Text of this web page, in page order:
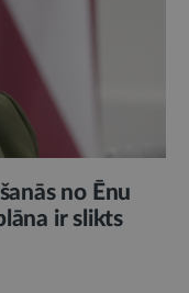
no Ēnu
ir slikts